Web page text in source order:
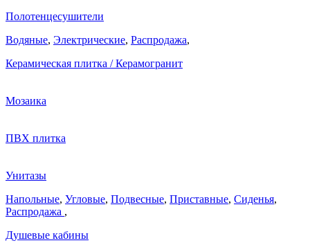
Полотенцесушители
Водяные, Электрические, Распродажа,
Керамическая плитка / Керамогранит
Мозаика
ПВХ плитка
Унитазы
Напольные, Угловые, Подвесные, Приставные, Сиденья,
Распродажа ,
Душевые кабины